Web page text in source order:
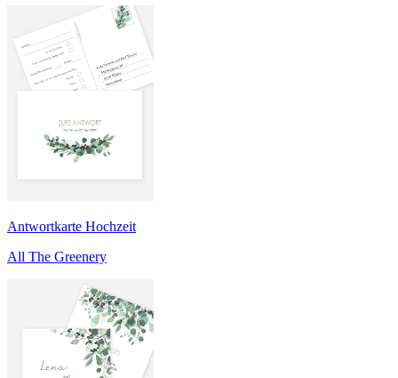
Antwortkarte Hochzeit
All The Greenery